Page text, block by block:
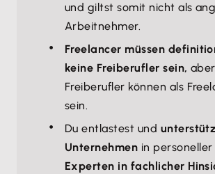
und giltst somit nicht als
Arbeitnehmer.
Freelancer müssen
keine Freiberufler sein, aber
Freiberufler können als
sein.
Du entlastest und
Unternehmen in
Experten in fachlicher